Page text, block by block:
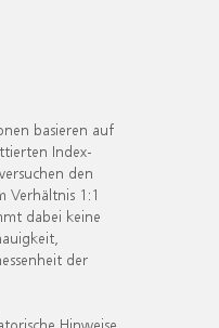
basieren auf
Index-
den
Verhältnis 1:1
dabei keine
der